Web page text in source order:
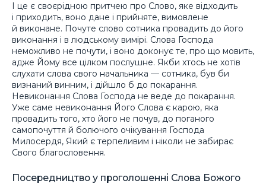
І це є своєрідною притчею про Слово, яке відходить
і приходить, воно дане і прийняте, вимовлене
й виконане. Почуте слово сотника провадить до його
виконання і в людському вимірі. Слова Господа
неможливо не почути, і воно доконує те, про що мовить,
адже Йому все цілком послушне. Якби хтось не хотів
слухати слова свого начальника — сотника, був би
визнаний винним, і дійшло б до покарання.
Невиконання Слова Господа не веде до покарання.
Уже саме невиконання Його Слова є карою, яка
провадить того, хто його не почув, до поганого
самопочуття й болючого очікування Господа
Милосердя, Який є терпеливим і ніколи не забирає
Свого благословення.
Посередництво у проголошенні Слова Божого